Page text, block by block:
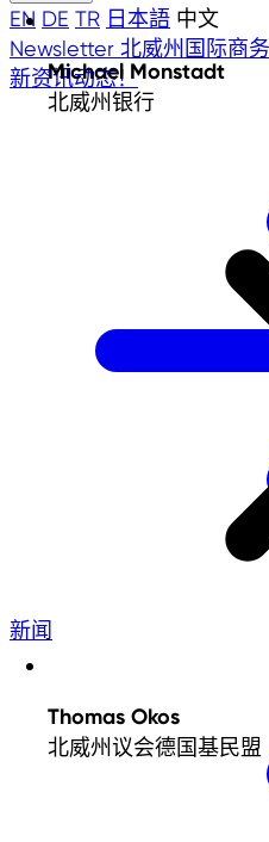
EN DE TR 日本語 中文
Newsletter 北威州国际商
新资讯动态！
新闻
Michael Monstadt
北威州银行
Thomas Okos
北威州议会德国基民盟